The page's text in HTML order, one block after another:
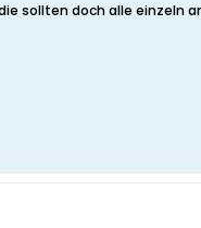
sollten doch alle einzeln